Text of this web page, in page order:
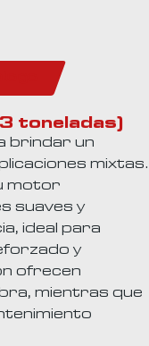
toneladas)
brindar un
mixtas.
motor
suaves y
ideal para
y
ofrecen
mientras que